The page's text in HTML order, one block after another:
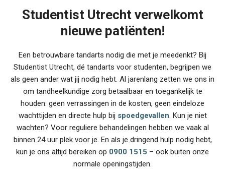
Studentist Utrecht verwelkomt
nieuwe patiënten!
Een betrouwbare tandarts nodig die met je meedenkt? Bij
Studentist Utrecht, dé tandarts voor studenten, begrijpen we
als geen ander wat jij nodig hebt. Al jarenlang zetten we ons in
om tandheelkundige zorg betaalbaar en toegankelijk te
houden: geen verrassingen in de kosten, geen eindeloze
wachttijden en directe hulp bij spoedgevallen. Kun je niet
wachten? Voor reguliere behandelingen hebben we vaak al
binnen 24 uur plek voor je. En als je dringend hulp nodig hebt,
kun je ons altijd bereiken op 0900 1515 – ook buiten onze
normale openingstijden.